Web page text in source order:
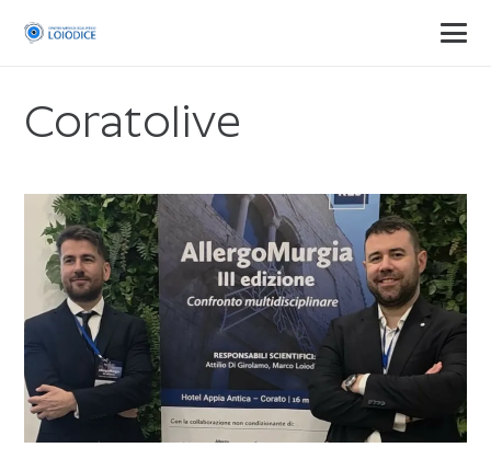
Coratolive